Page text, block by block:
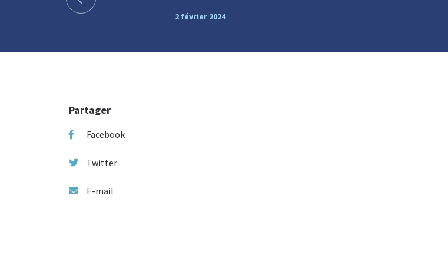
2 février 2024
Partager
Facebook
Twitter
E-mail